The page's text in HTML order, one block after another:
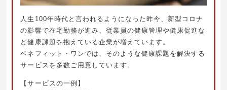
人生100年時代と言われるようになった昨今、新型コロナ
の影響で在宅勤務が進み、従業員の健康管理や健康促進な
ど健康課題を抱えている企業が増えています。
ベネフィット・ワンでは、そのような健康課題を解決する
サービスを多数ご用意しています。
【サービスの一例】